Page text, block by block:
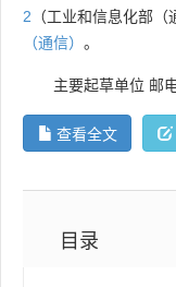
2 （工业和信息化部
（通信） 。
主要起草单位 邮
查看全文
目录